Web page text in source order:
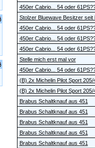
450er Cabrio... 54 oder
Stolzer Bluewave Besitzer seit
450er Cabrio... 54 oder
450er Cabrio... 54 oder
450er Cabrio... 54 oder
Stelle mich erst mal vor
450er Cabrio... 54 oder
(B) 2x Michelin Pilot Sport 205/
(B) 2x Michelin Pilot Sport 205/
Brabus Schaltknauf aus 451
Brabus Schaltknauf aus 451
Brabus Schaltknauf aus 451
Brabus Schaltknauf aus 451
Brabus Schaltknauf aus 451